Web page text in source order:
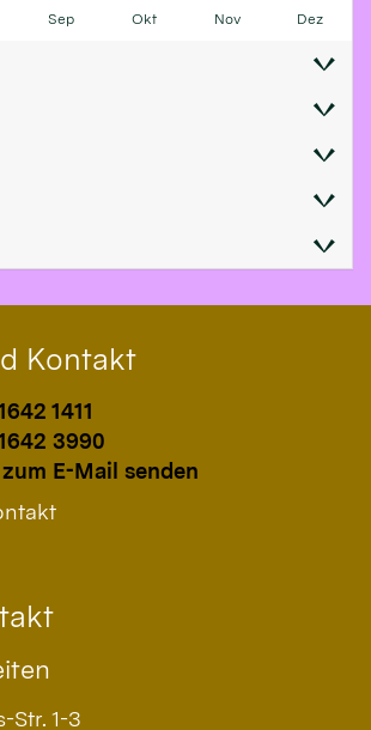
Sep Okt Nov Dez
Kontakt
1411
3990
E-Mail senden
Str. 1-3